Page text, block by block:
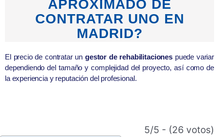
APROXIMADO DE
CONTRATAR UNO EN
MADRID?
El precio de contratar un gestor de rehabilitaciones puede variar
dependiendo del tamaño y complejidad del proyecto, así como de
la experiencia y reputación del profesional.
5/5 - (26 votos)